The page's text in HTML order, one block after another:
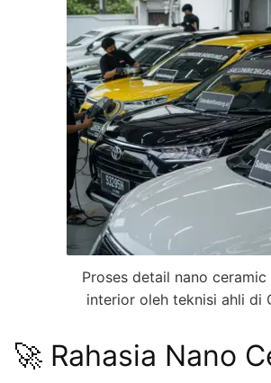
Proses detail nano
interior oleh teknisi ahli di
🚀 Rahasia Nano